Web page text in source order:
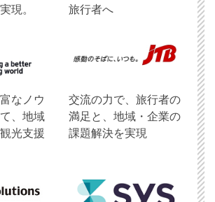
現。
旅行者へ
なノウ
、地域
光支援
交流の力で、旅行者の
満足と、地域・企業の
課題解決を実現